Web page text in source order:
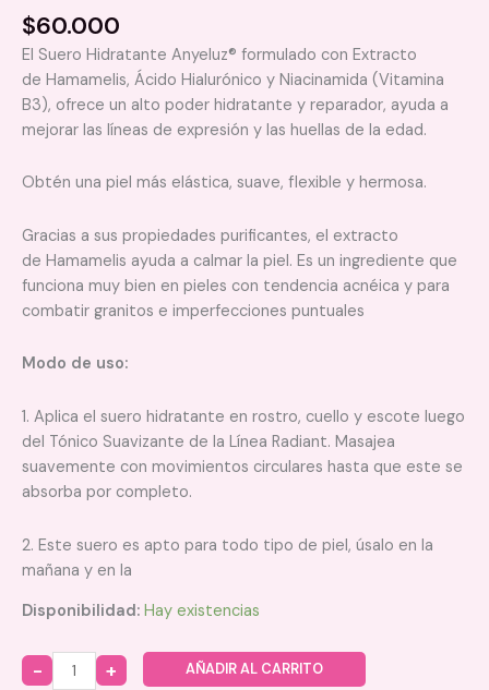
$60.000
El Suero Hidratante Anyeluz® formulado con Extracto
de Hamamelis, Ácido Hialurónico y Niacinamida (Vitamina
B3), ofrece un alto poder hidratante y reparador, ayuda a
mejorar las líneas de expresión y las huellas de la edad.
Obtén una piel más elástica, suave, flexible y hermosa.
Gracias a sus propiedades purificantes, el extracto
de Hamamelis ayuda a calmar la piel. Es un ingrediente que
funciona muy bien en pieles con tendencia acnéica y para
combatir granitos e imperfecciones puntuales
Modo de uso:
1. Aplica el suero hidratante en rostro, cuello y escote luego
del Tónico Suavizante de la Línea Radiant. Masajea
suavemente con movimientos circulares hasta que este se
absorba por completo.
2. Este suero es apto para todo tipo de piel, úsalo en la
mañana y en la
Disponibilidad: Hay existencias
Quantity
AÑADIR AL CARRITO